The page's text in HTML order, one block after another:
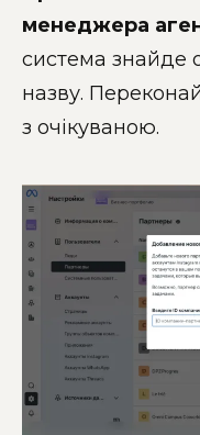
менеджера
система знайде
назву.
з очікуваною.